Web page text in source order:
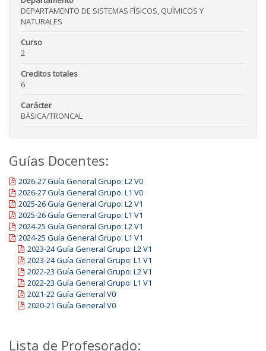
DEPARTAMENTO DE SISTEMAS FÍSICOS, QUÍMICOS Y
NATURALES
Curso
2
Creditos totales
6
Carácter
BÁSICA/TRONCAL
Guías Docentes:
2026-27 Guía General Grupo: L2 V0
2026-27 Guía General Grupo: L1 V0
2025-26 Guía General Grupo: L2 V1
2025-26 Guía General Grupo: L1 V1
2024-25 Guía General Grupo: L2 V1
2024-25 Guía General Grupo: L1 V1
2023-24 Guía General Grupo: L2 V1
2023-24 Guía General Grupo: L1 V1
2022-23 Guía General Grupo: L2 V1
2022-23 Guía General Grupo: L1 V1
2021-22 Guía General V0
2020-21 Guía General V0
Lista de Profesorado: